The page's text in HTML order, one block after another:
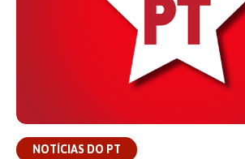
NOTÍCIAS DO PT